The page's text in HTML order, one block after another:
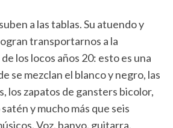
a las tablas. Su atuendo y
transportarnos a la
los locos años 20: esto es una
se mezclan el blanco y negro, las
los zapatos de gansters bicolor,
y mucho más que seis
Voz, banyo, guitarra,